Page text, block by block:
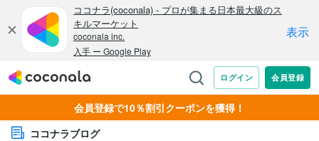
会員登録で10％割引クーポンを獲得！
ココナラブログ